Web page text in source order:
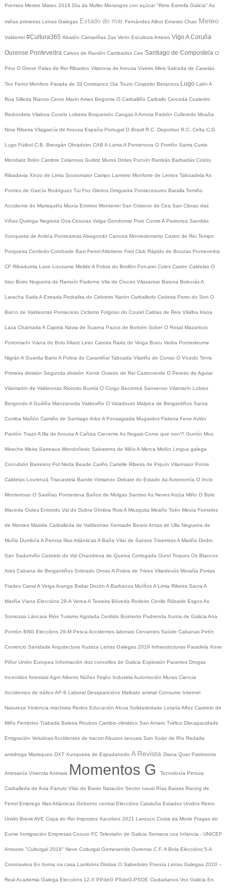
Premios Mestre Mateo 2018 Día da Muller Morangos con açúcar "Reto Estrella Galicia" As
miñas primeiras Letras Galegas Estado do mar Fernández Albor Ernesto Chao Meteo
Valderrei #Cultura365 Abadín Camariñas Zas Verín Escultura Arteixo Vigo A Coruña
Ourense Pontevedra Calvos de Randín Cambados Cee Santiago de Compostela O
Pino O Grove Palas de Rei Ribadeo Vilanova de Arousa Viveiro Meis Salceda de Caselas
Teo Ferrol Monfero Parada de Sil Coristanco Oia Touro Cospeito Betanzos Lugo Lalín A
Rúa Silleda Rianxo Cervo Marín Ames Begonte O Carballiño Carballo Cerceda Cualedro
Redondela Vilaboa Covelo Lobeira Boqueixón CangasA Arnoia Padrón Culleredo Moaña
Noia Ribeira Vilagarcía de Arousa España Portugal O Brasil R.C. Deportivo R.C. Celta C.D.
Lugo Fútbol C.B. Breogán Obradoiro CAB A Lama A Pontenova O Porriño Sarria Curtis
Mondariz Brión Cambre Celanova Guitiriz Muros Ordes Punxín Ramirás Barbadás Coirós
Ribadavia Xinzo de Limia Soutomaior Campo Lameiro Monforte de Lemos Taboadela As
Pontes de García Rodríguez Tui Foz Oleiros Ortigueira Pontecesures Baralla Tomiño
Accidente do Marisquiño Muxía Entrimo Monterrei San Cristovo de Cea San Cibrao das
Viñas Quiroga Negreira Oza-Cesuras Valga Gondomar Poio CuntisA Pastoriza Sandiás
Xunqueira de Ambía PonteareasAbegondo Carnota Montederramo Castro de Rei Tempo
Porqueira Cerdedo-Cotobade Baxi FerrolAtletismo Friol Club Rápido de Bouzas Pontevedra
CF Ribadumia Laxe Lousame Melide A Pobra do Brollón Forcarei Coles Castro Caldelas O
Irixo Boiro Nogueira de Ramuín Paderne Vila de Cruces Vilasantar Baiona BoborásA
Laracha Sada A Estrada Pedrafita do Cebreiro Narón Carballedo Cedeira Porto do Son O
Barco de Valdeorras Ponteceso Ciclismo Folgoso do Courel Caldas de Reis Vilalba Irixoa
Laza Chantada A Capela Navia de Suarna Pazos de Borbén Sober O Rosal Mazaricos
Portomarín Viana do Bolo Allariz Leiro Catoira Rairiz de Veiga Bueu Vedra Pontedeume
Nigrán A Guarda Barro A Pobra do Caramiñal Taboada Vilariño de Conso O Vicedo Tenis
Primeira división Segunda división Xente Outeiro de Rei Castroverde O Pereiro de Aguiar
Vilamartín de Valdeorras Riotorto Burela O Corgo Becerreá Sanxenxo Vilamarín Lobios
Bergondo A Gudiña Manzaneda Valdoviño O Valadouro Malpica de Bergantiños Santa
Comba Mañón Camiño de Santiago Arbo A Fonsagrada Mugardos Fisterra Fene Avión
Pantón Trazo A Illa de Arousa A Cañiza Crecente As Nogais Como que non?! Guntín Mos
Moeche Meira Sarreaus Mondoñedo Salvaterra de Miño A Merca Melón Lingua galega
Corcubión Barreiros Pol Neda Beade Cariño Cartelle Ribeira de Piquín Vilarmaior Ponte
Caldelas Lourenzá Triacastela Bande Vimianzo Debate do Estado da Autonomía O Incio
Monterroso O Saviñao Pontedeva Baños de Molgas Santiso As NevesArzúa Miño O Bolo
Maceda Outes Entroido Val do Dubra Oímbra RoisA Mezquita Meaño Toén Mesía Fornelos
de Montes Maside Carballeda de Valdeorras Xermade BearizAntas de Ulla Negueira de
Muñiz Dumbría A Peroxa Illas AtlánticasA Baña Vilar de Santos TrasmirasA Mariña Dodro
San Sadurniño Castrelo do Val Chandrexa de Queixa Cortegada Ourol Toques Os Blancos
Ares Cabana de Bergantiños Sobrado Oroso A Pobra de Trives Vilardevós Moraña Portas
Frades CarralA Veiga Aranga Baltar Dozón A Barbanza MuíñosA Limia Ribeira Sacra A
Mariña Viana Eleccións 28-A Verea A Teixeira Bóveda Rodeiro Cenlle Rábade EsgosAs
Somozas Láncara Riós Turismo Agolada Cerdido Boimorto Padrenda Xunta de Galicia Ana
Pontón BNG Eleccións 26-M Pesca Accidentes laborais Cervantes Saúde Cabanas Petín
Comercio Sanidade Arquitectura Xustiza Letras Galegas 2019 Infraestruturas Paradela Xove
Piñor Unión Europea Información dos concellos de Galicia Explosión Paramos Drogas
Incendios forestaisAgro Alberto Núñez Feijóo Industria Automoción Muras Ciencia
Accidentes de tráfico AP-9 Laboral Desaparicións Maltrato animal Consumo Internet
Natureza Violencia machista Redes Educación Alcoa Solidariedade Lotaría Alfoz Castrelo de
Miño Feminino Trabada Baleira Roubos Cambio climático San Amaro Tráfico Discapacidade
Emigración VelutinasAccidentes de tractorAbusos sexuais San Xoán de Río Redada
antidroga Marisqueo DXT Xunqueira de Espadanedo A Revista Diana Quer Patrimonio
Artesanía Vivenda Animais Momentos G Tecnoloxía Pintura
Carballeda de Avia Parrulo Vilar de Barrio Natación Sector naval Rías Baixas Racing de
Ferrol Emprego Illas Atlánticas Goberno central Eleccións Cataluña Estados Unidos Reino
Unido BrexitAVE Copa do Rei Impostos Xacobeo 2021 Larouco Costa da Morte Fragas do
Eume Inmigración Empresas Coruxo FC Televisión de Galicia Semana coa Infancia - UNICEF
Amoeiro "Culturgal 2019" Neve Culturgal Gomesende Ourense C.F. A Bola Eleccións 5-A
Coronavirus En forma na casa Lambóns Dixitais O Sabedoiro Poesía Letras Galegas 2020 --
Real Academia Galega Eleccións 12-X PPdeG PSdeG-PSOE Ciudadanos Vox Galicia En